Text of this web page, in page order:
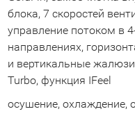
блока, 7 скоростей
управление потоком в
направлениях,
и вертикальные
Turbo, функция IFeel
осушение, охлаждение,